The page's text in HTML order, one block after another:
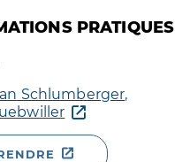
PRATIQUES
Schlumberger,